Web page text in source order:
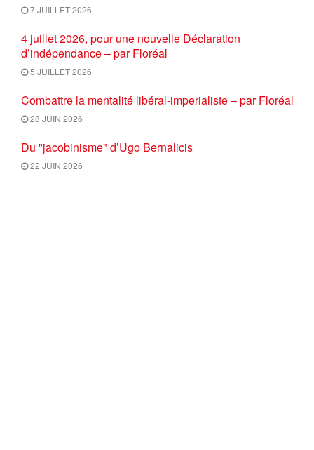
7 JUILLET 2026
4 juillet 2026, pour une nouvelle Déclaration
d’indépendance – par Floréal
5 JUILLET 2026
Combattre la mentalité libéral-imperialiste – par Floréal
28 JUIN 2026
Du "jacobinisme" d’Ugo Bernalicis
22 JUIN 2026